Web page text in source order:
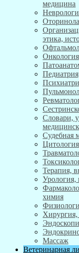
медицина
этика,
Онкология
Словари,
Судебная
Терапия,
Урология,
химия
Хирургия,
Массаж
Ветеринарная